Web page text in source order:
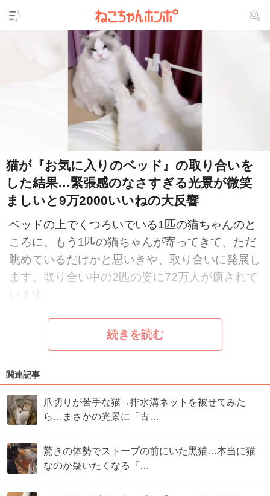
猫が『お気に入りのベッド』の取り合いを
した結果…緊張感のなさすぎる光景が微笑
ましいと9万2000いいねの大反響
ベッドの上でくつろいでいる1匹の猫ちゃんのと
ころに、もう1匹の猫ちゃんが寄ってきて、ただ
眺めているだけかと思いきや、取り合いに発展し
ます。取り合い中の2匹の姿に72万人が癒されて
います。
続きを読む
関連記事
爪切りが苦手な猫→排水溝ネットを被せてみた
ら…まさかの光景に「古…
驚きの体勢でストーブの前にいた黒猫…本当に猫
なのか疑いたくなる『…